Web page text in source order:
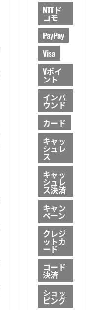
NTTド
コモ
PayPay
Visa
Vポイ
ント
インバ
ウンド
カード
キャッ
シュレ
ス
キャッ
シュレ
ス決済
キャン
ペーン
クレジ
ットカ
ード
コード
決済
ショッ
ピング